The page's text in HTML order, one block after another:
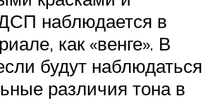
наблюдается в
как «венге». В
будут наблюдаться
различия тона в